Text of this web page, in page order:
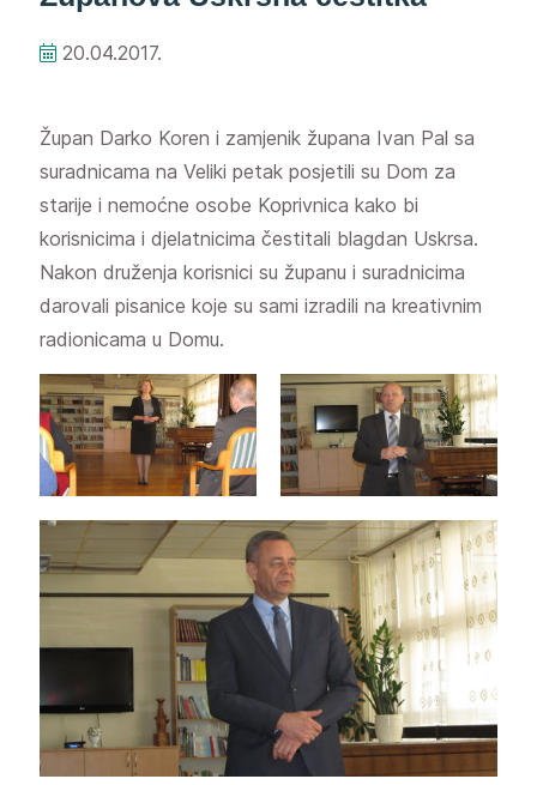
20.04.2017.
Župan Darko Koren i zamjenik župana Ivan Pal sa
suradnicama na Veliki petak posjetili su Dom za
starije i nemoćne osobe Koprivnica kako bi
korisnicima i djelatnicima čestitali blagdan Uskrsa.
Nakon druženja korisnici su županu i suradnicima
darovali pisanice koje su sami izradili na kreativnim
radionicama u Domu.